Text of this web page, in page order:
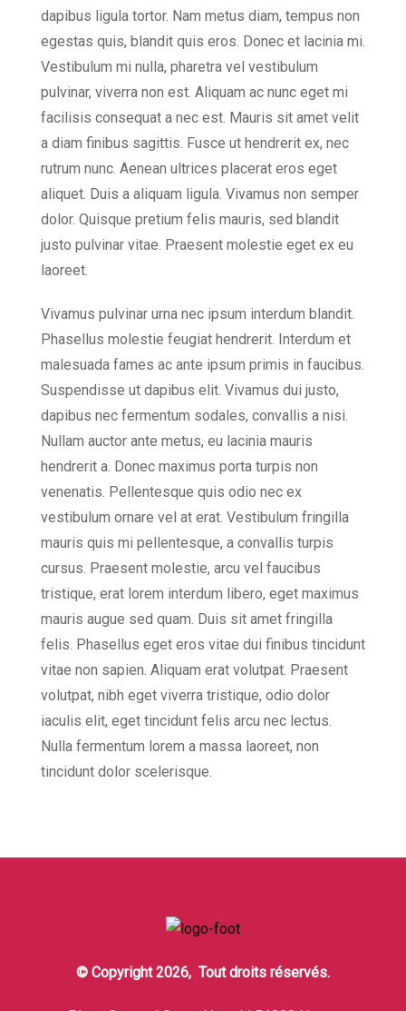
dapibus ligula tortor. Nam metus diam, tempus non
egestas quis, blandit quis eros. Donec et lacinia mi.
Vestibulum mi nulla, pharetra vel vestibulum
pulvinar, viverra non est. Aliquam ac nunc eget mi
facilisis consequat a nec est. Mauris sit amet velit
a diam finibus sagittis. Fusce ut hendrerit ex, nec
rutrum nunc. Aenean ultrices placerat eros eget
aliquet. Duis a aliquam ligula. Vivamus non semper
dolor. Quisque pretium felis mauris, sed blandit
justo pulvinar vitae. Praesent molestie eget ex eu
laoreet.
Vivamus pulvinar urna nec ipsum interdum blandit.
Phasellus molestie feugiat hendrerit. Interdum et
malesuada fames ac ante ipsum primis in faucibus.
Suspendisse ut dapibus elit. Vivamus dui justo,
dapibus nec fermentum sodales, convallis a nisi.
Nullam auctor ante metus, eu lacinia mauris
hendrerit a. Donec maximus porta turpis non
venenatis. Pellentesque quis odio nec ex
vestibulum ornare vel at erat. Vestibulum fringilla
mauris quis mi pellentesque, a convallis turpis
cursus. Praesent molestie, arcu vel faucibus
tristique, erat lorem interdum libero, eget maximus
mauris augue sed quam. Duis sit amet fringilla
felis. Phasellus eget eros vitae dui finibus tincidunt
vitae non sapien. Aliquam erat volutpat. Praesent
volutpat, nibh eget viverra tristique, odio dolor
iaculis elit, eget tincidunt felis arcu nec lectus.
Nulla fermentum lorem a massa laoreet, non
tincidunt dolor scelerisque.
© Copyright 2026, Tout droits réservés.